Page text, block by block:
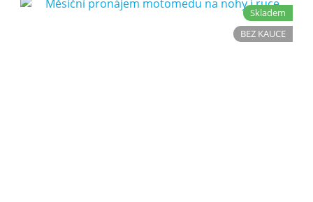
Skladem
BEZ KAUCE